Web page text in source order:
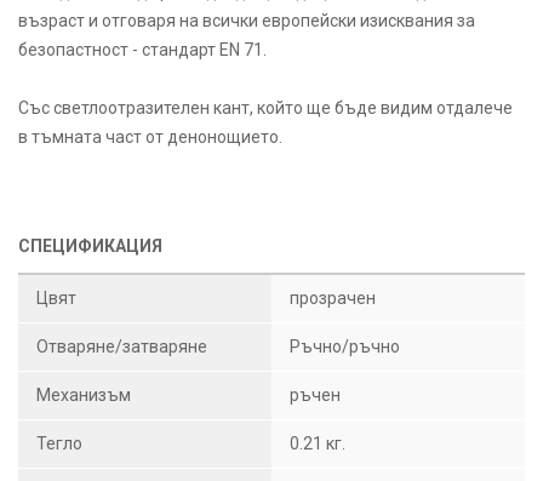
възраст и отговаря на всички европейски изисквания за
безопастност - стандарт EN 71.
Със светлоотразителен кант, който ще бъде видим отдалече
в тъмната част от денонощието.
СПЕЦИФИКАЦИЯ
Цвят прозрачен
Отваряне/затваряне Ръчно/ръчно
Механизъм ръчен
Тегло 0.21 кг.